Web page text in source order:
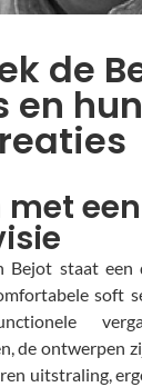
de
en
een
Bejot staat een
soft
de ontwerpen
uitstraling,